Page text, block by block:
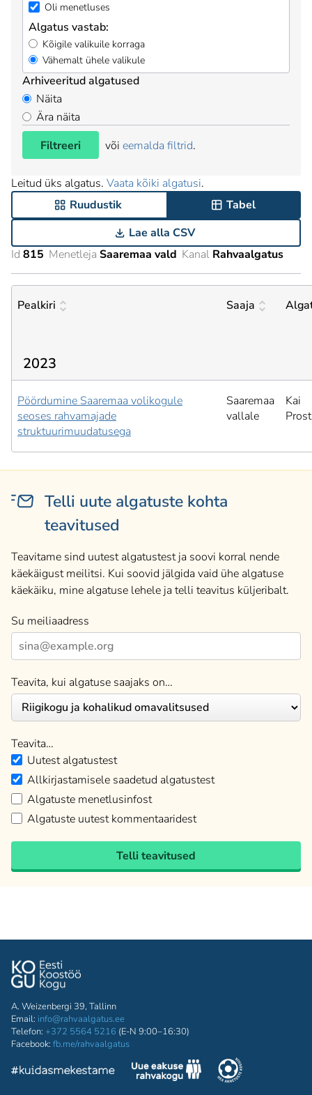
Oli menetluses
Algatus vastab:
Kõigile valikuile korraga
Vähemalt ühele valikule
Arhiveeritud algatused
Näita
Ära näita
Filtreeri
või eemalda filtrid.
Leitud üks algatus. Vaata kõiki algatusi.
Ruudustik
Tabel
Lae alla CSV
Id 815 Menetleja Saaremaa vald Kanal Rahvaalgatus
Pealkiri Saaja
2023
Pöördumine Saaremaa volikogule
seoses rahvamajade
struktuurimuudatusega
Saaremaa
vallale
Kai
Telli uute algatuste kohta
teavitused
Teavitame sind uutest algatustest ja soovi korral nende
käekäigust meilitsi. Kui soovid jälgida vaid ühe algatuse
käekäiku, mine algatuse lehele ja telli teavitus küljeribalt.
Su meiliaadress
Teavita, kui algatuse saajaks on…
Teavita…
Uutest algatustest
Allkirjastamisele saadetud algatustest
Algatuste menetlusinfost
Algatuste uutest kommentaaridest
Telli teavitused
A. Weizenbergi 39, Tallinn
Email: info@rahvaalgatus.ee
Telefon: +372 5564 5216 (E-N 9:00–16:30)
Facebook: fb.me/rahvaalgatus